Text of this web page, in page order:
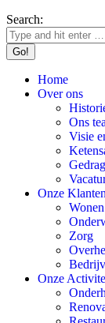
Search:
Home
Over ons
Ons
Visie
Onze Klanten
Wonen
Zorg
Onze